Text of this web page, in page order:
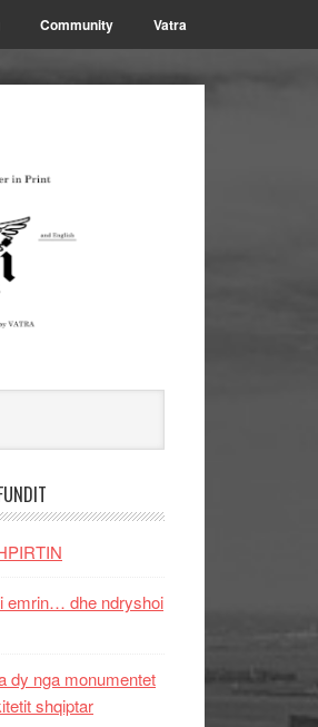
Community Vatra
emrin… dhe ndryshoi
dy nga monumentet
shqiptar